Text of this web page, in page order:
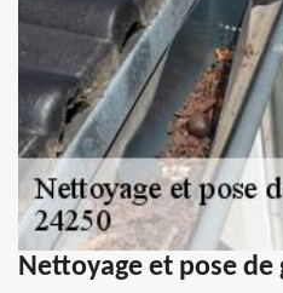
Nettoyage et pose